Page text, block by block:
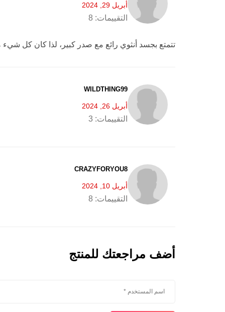
أبريل 29, 2024
التقييمات: 8
تتمتع بجسد أنثوي رائع مع صدر كبير، لذا كان كل شيء
WILDTHING99
أبريل 26, 2024
التقييمات: 3
CRAZYFORYOU8
أبريل 10, 2024
التقييمات: 8
أضف مراجعتك للمنتج